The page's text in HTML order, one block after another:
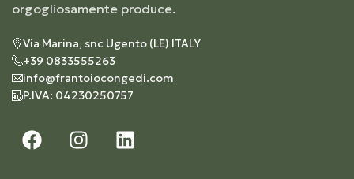
orgogliosamente produce.
Via Marina, snc Ugento (LE) ITALY
+39 0833555263
info@frantoiocongedi.com
P.IVA: 04230250757